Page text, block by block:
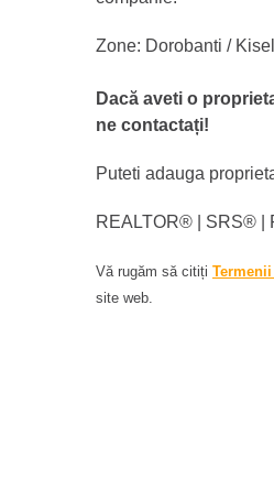
Zone: Dorobanti /
Dacă aveti o
ne contactați!
Puteti adauga
REALTOR®️ | SRS®️ |
Vă rugăm să citiți
site web.